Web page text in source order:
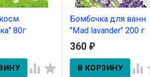
80г
"Сашенька"
 
Бомбочка для ванн
"Mad lavander" 200 г
В наличии
Бомбочка для ванн "Mad
360 ₽
